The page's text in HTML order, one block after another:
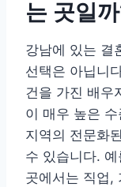
는 곳일
강남에 있는 결
선택은 아닙니
건을 가진 배우
이 매우 높은
지역의 전문화
수 있습니다. 예
곳에서는 직업,